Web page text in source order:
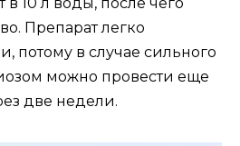
Препарат легко
потому в случае сильного
можно провести еще
две недели.